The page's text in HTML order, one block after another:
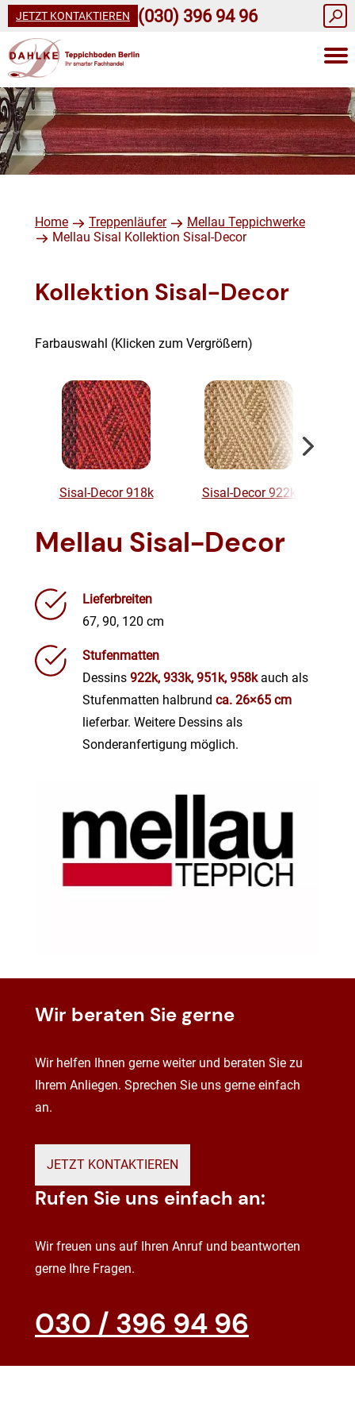
JETZT KONTAKTIEREN (030) 396 94 96
Home Treppenläufer
Mellau Teppichwerke
Mellau Sisal Kollektion Sisal-Decor
Kollektion Sisal-Decor
Farbauswahl (Klicken zum Vergrößern)
Sisal-Decor 918k Sisal-Decor 922k
Mellau Sisal-Decor
Lieferbreiten
67, 90, 120 cm
Stufenmatten
Dessins 922k, 933k, 951k, 958kauch als
Stufenmatten halbrund ca. 26×65 cm
lieferbar. Weitere Dessins als
Sonderanfertigung möglich.
Wir beraten Sie gerne
Wir helfen Ihnen gerne weiter und beraten Sie zu
Ihrem Anliegen. Sprechen Sie uns gerne einfach
an.
JETZT KONTAKTIEREN
Rufen Sie uns einfach an:
Wir freuen uns auf Ihren Anruf und beantworten
gerne Ihre Fragen.
030 / 396 94 96